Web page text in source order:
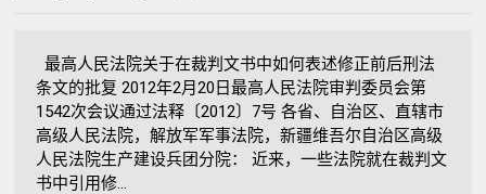
最高人民法院关于在裁判文书中如何表述修正前后刑法
条文的批复 2012年2月20日最高人民法院审判委员会第
1542次会议通过法释〔2012〕7号 各省、自治区、直辖市
高级人民法院，解放军军事法院，新疆维吾尔自治区高级
人民法院生产建设兵团分院： 近来，一些法院就在裁判文
书中引用修...